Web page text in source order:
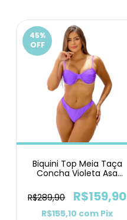
45%
OFF
Biquini Top Meia Taça
Concha Violeta Asa
R$289,90
R$159,90
R$155,10 com Pix